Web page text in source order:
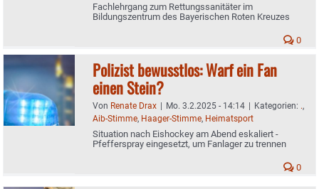
Fachlehrgang zum Rettungssanitäter im
Bildungszentrum des Bayerischen Roten Kreuzes
0
Polizist bewusstlos: Warf ein Fan
einen Stein?
Von Renate Drax | Mo. 3.2.2025 - 14:14 | Kategorien: .,
Aib-Stimme, Haager-Stimme, Heimatsport
Situation nach Eishockey am Abend eskaliert -
Pfefferspray eingesetzt, um Fanlager zu trennen
0